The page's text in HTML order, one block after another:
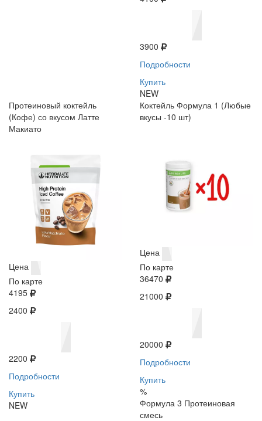
3900
Подробности
Купить
NEW
Протеиновый коктейль
(Кофе) со вкусом Латте
Макиато
Цена
По карте
4195
2400
2200
Подробности
Купить
NEW
Коктейль Формула 1 (Любые
вкусы -10 шт)
Цена
По карте
36470
21000
20000
Подробности
Купить
%
Формула 3 Протеиновая
смесь